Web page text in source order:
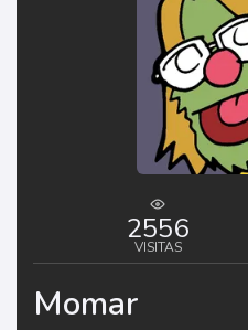
2556
VISITAS
Momar